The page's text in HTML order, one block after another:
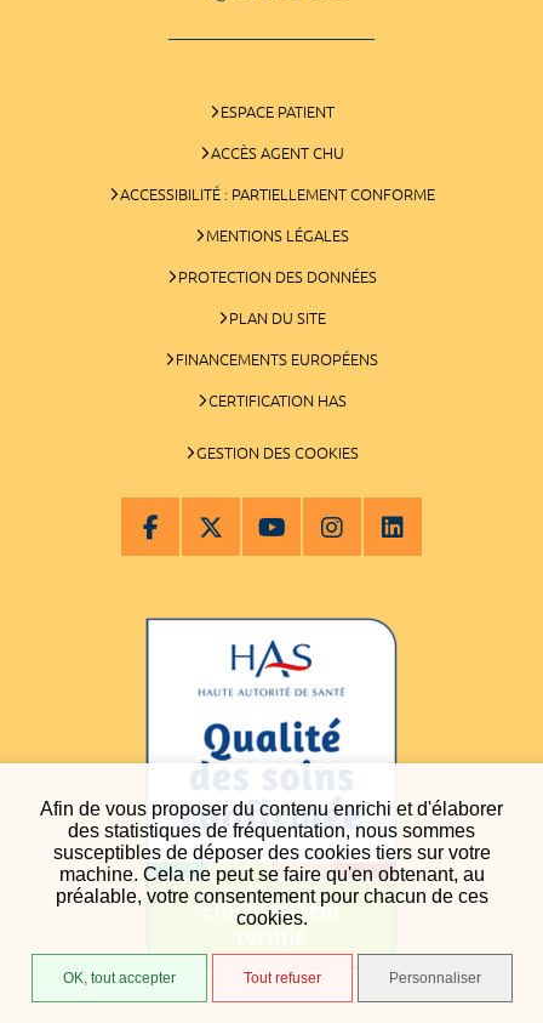
Afin de vous proposer du contenu enrichi et d'élaborer
des statistiques de fréquentation, nous sommes
susceptibles de déposer des cookies tiers sur votre
machine. Cela ne peut se faire qu'en obtenant, au
préalable, votre consentement pour chacun de ces
cookies.
OK, tout accepter Tout refuser Personnaliser
ESPACE PATIENT
ACCÈS AGENT CHU
ACCESSIBILITÉ : PARTIELLEMENT CONFORME
MENTIONS LÉGALES
PROTECTION DES DONNÉES
PLAN DU SITE
FINANCEMENTS EUROPÉENS
CERTIFICATION HAS
GESTION DES COOKIES